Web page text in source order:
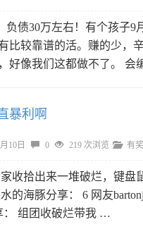
负债30万左右！有个孩子
比较靠谱的活。赚的少，
好像我们这都做不了。 会
暴利啊
10日 0 219 次浏览 有
收拾出来一堆破烂，键盘
的海豚分享： 6 网友
： 组团收破烂带我 …